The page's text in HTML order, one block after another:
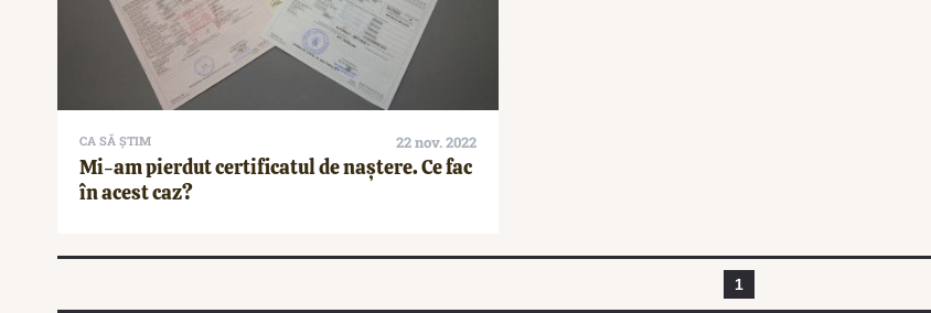
CA SĂ ȘTIM 22 nov. 2022
Mi-am pierdut certificatul de naștere. Ce fac
în acest caz?
1